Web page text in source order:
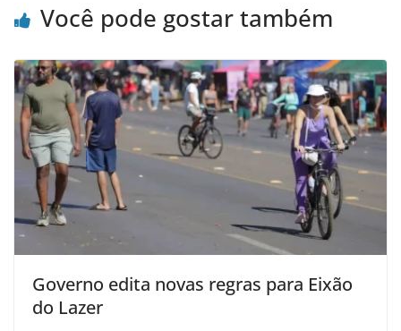
Você pode gostar também
Governo edita novas regras para Eixão
do Lazer